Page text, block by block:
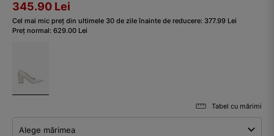
345.90 Lei
Cel mai mic preț din ultimele 30 de zile înainte de reducere: 377.99 Lei
Preț normal: 629.00 Lei
Tabel cu mărimi
Alege mărimea